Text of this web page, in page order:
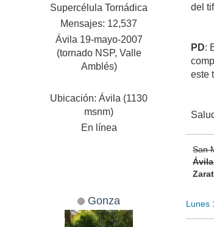
Supercélula Tornádica
Mensajes: 12,537
Ávila 19-mayo-2007
(tornado NSP, Valle
Amblés)
Ubicación: Ávila (1130
msnm)
En línea
del
PD:
este
San
Gonza Lunes